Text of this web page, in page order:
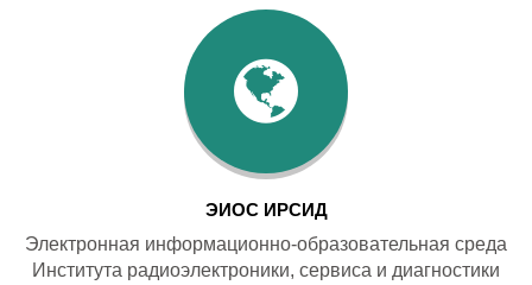
ЭИОС ИРСИД
Электронная информационно-образовательная среда
Института радиоэлектроники, сервиса и диагностики